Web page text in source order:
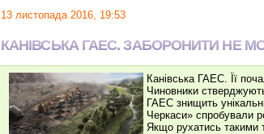
13 листопада 2016, 19:53
КАНІВСЬКА ГАЕС. ЗАБОРОНИТИ НЕ
Канівська ГАЕС. Її
Чиновники
ГАЕС знищить
Черкаси» спробували
Якщо рухатись такими